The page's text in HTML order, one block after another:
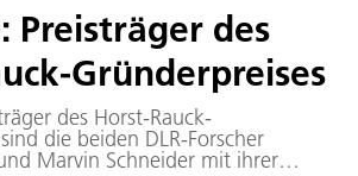
the dark disc of the Earth.
witness a lunar eclipse,
would, simultaneously be
eclipse.
Preisträger des
Gründerpreises
des Horst-Rauck-
die beiden DLR-Forscher
Marvin Schneider mit ihrer